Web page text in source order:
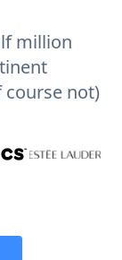
million
course not)